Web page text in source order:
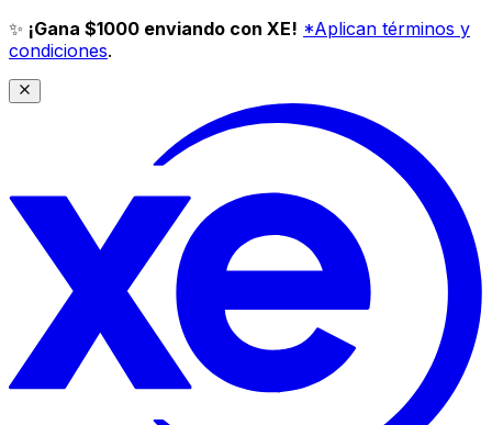
✨ ¡Gana $1000 enviando con XE! *Aplican términos y
condiciones.